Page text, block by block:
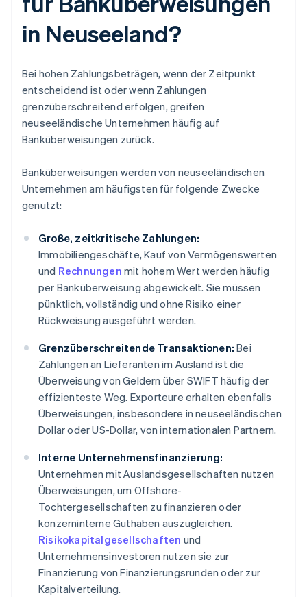
in Neuseeland?
Bei hohen Zahlungsbeträgen, wenn der Zeitpunkt
entscheidend ist oder wenn Zahlungen
grenzüberschreitend erfolgen, greifen
neuseeländische Unternehmen häufig auf
Banküberweisungen zurück.
Banküberweisungen werden von neuseeländischen
Unternehmen am häufigsten für folgende Zwecke
genutzt:
Große, zeitkritische Zahlungen:
Immobiliengeschäfte, Kauf von Vermögenswerten
und Rechnungen mit hohem Wert werden häufig
per Banküberweisung abgewickelt. Sie müssen
pünktlich, vollständig und ohne Risiko einer
Rückweisung ausgeführt werden.
Grenzüberschreitende Transaktionen: Bei
Zahlungen an Lieferanten im Ausland ist die
Überweisung von Geldern über SWIFT häufig der
effizienteste Weg. Exporteure erhalten ebenfalls
Überweisungen, insbesondere in neuseeländischen
Dollar oder US-Dollar, von internationalen Partnern.
Interne Unternehmensfinanzierung:
Unternehmen mit Auslandsgesellschaften nutzen
Überweisungen, um Offshore-
Tochtergesellschaften zu finanzieren oder
konzerninterne Guthaben auszugleichen.
Risikokapitalgesellschaften und
Unternehmensinvestoren nutzen sie zur
Finanzierung von Finanzierungsrunden oder zur
Kapitalverteilung.